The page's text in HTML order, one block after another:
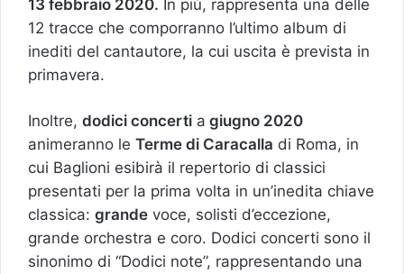
13 febbraio 2020. In più, rappresenta una delle
12 tracce che comporranno l’ultimo album di
inediti del cantautore, la cui uscita è prevista in
primavera.
Inoltre, dodici concerti a giugno 2020
animeranno le Terme di Caracalla di Roma, in
cui Baglioni esibirà il repertorio di classici
presentati per la prima volta in un’inedita chiave
classica: grande voce, solisti d’eccezione,
grande orchestra e coro. Dodici concerti sono il
sinonimo di “Dodici note”, rappresentando una